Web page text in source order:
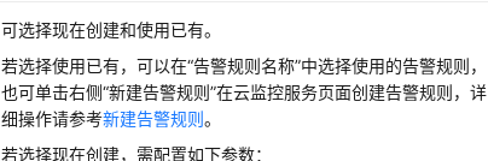
可选择现在创建和使用已有。
若选择使用已有，可以在“告警规则名称”中选择使用的告警规则，
也可单击右侧“新建告警规则”在云监控服务页面创建告警规则，详
细操作请参考新建告警规则。
若选择现在创建，需配置如下参数：